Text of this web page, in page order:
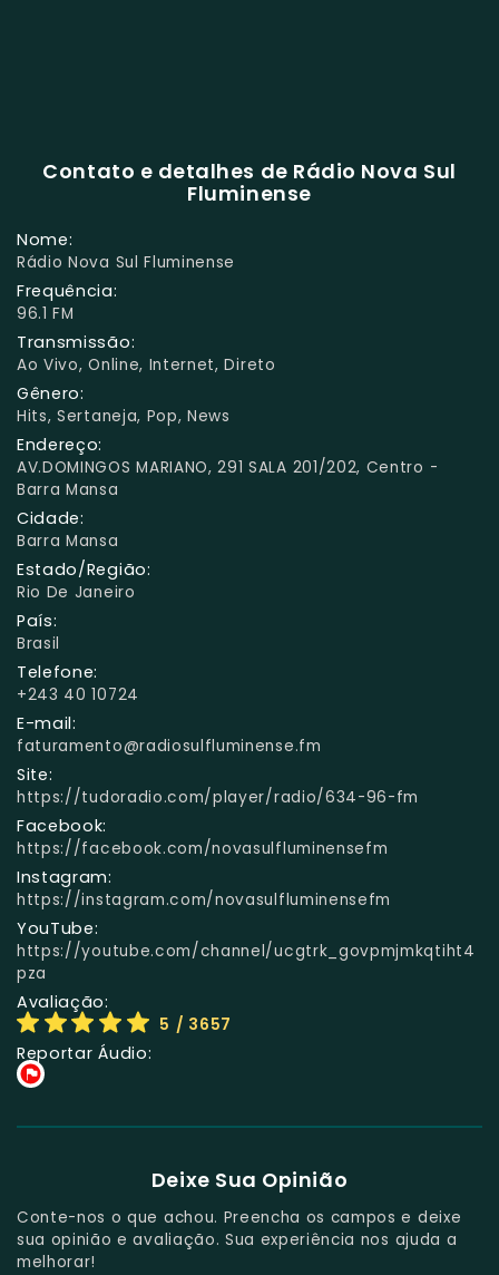
Contato e detalhes de Rádio Nova Sul
Fluminense
Nome:
Rádio Nova Sul Fluminense
Frequência:
96.1 FM
Transmissão:
Ao Vivo, Online, Internet, Direto
Gênero:
Hits, Sertaneja, Pop, News
Endereço:
AV.DOMINGOS MARIANO, 291 SALA 201/202, Centro -
Barra Mansa
Cidade:
Barra Mansa
Estado/Região:
Rio De Janeiro
País:
Brasil
Telefone:
+243 40 10724
E-mail:
faturamento@radiosulfluminense.fm
Site:
https://tudoradio.com/player/radio/634-96-fm
Facebook:
https://facebook.com/novasulfluminensefm
Instagram:
https://instagram.com/novasulfluminensefm
YouTube:
https://youtube.com/channel/ucgtrk_govpmjmkqtiht4
pza
Avaliação:
5 / 3657
Reportar Áudio:
Deixe Sua Opinião
Conte-nos o que achou. Preencha os campos e deixe
sua opinião e avaliação. Sua experiência nos ajuda a
melhorar!